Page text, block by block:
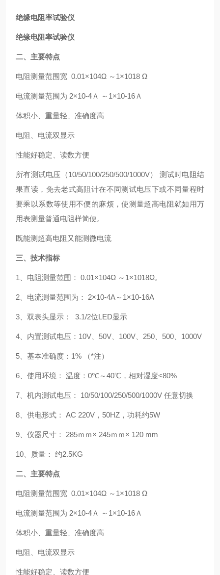
绝缘电阻率试验仪
绝缘电阻率试验仪
二、主要特点
电阻测量范围宽 0.01×104Ω ～ 1×1018 Ω
电流测量范围为 2×10-4 Ａ ～ 1×10-16 Ａ
体积小、重量轻、准确度高
电阻、电流双显示
性能好稳定、读数方便
所有测试电压 （10/50/100/250/500/1000V） 测试时电阻结
果直读，免去老式高阻计在不同测试电压下或不同量程时
要乘以系数等使用不便的麻烦，使测量超高电阻就如用万
用表测量普通电阻样简便。
既能测超高电阻又能测微电流
三、技术指标
1 、电阻测量范围： 0.01×104Ω ～ 1×1018Ω。
2 、电流测量范围为： 2×10-4A～ 1×10-16A
3 、双表头显示： 3.1/2位LED显示
4 、内置测试电压： 10V 50V 100V 250 500 1000V
5 、基本准确度： 1% （*注）
6 、使用环境： 温度： 0℃～40℃ ，相对湿度<80%
7 、机内测试电压： 10/50/100/250/500/1000V 任意切换
8 、供电形式： AC 220V ， 50HZ ，功耗约5W
9 、仪器尺寸： 285ｍｍ× 245ｍｍ× 120 mm
10 、质量： 约2.5KG
二、主要特点
电阻测量范围宽 0.01×104Ω ～ 1×1018 Ω
电流测量范围为 2×10-4 Ａ ～ 1×10-16 Ａ
体积小、重量轻、准确度高
电阻、电流双显示
性能好稳定、读数方便